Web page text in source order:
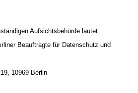
Aufsichtsbehörde lautet:
Beauftragte für Datenschutz und
10969 Berlin